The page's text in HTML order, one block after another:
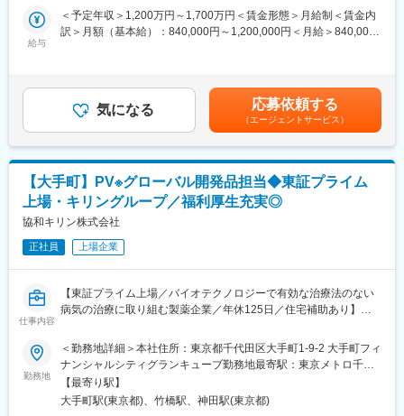
■就業環境：
同社は社員同士互いを尊重し、個性を大切にする社風がありま
ポーツサークル活動も盛んで、ファミリーのような雰囲気も特徴
です。
同社はスタッフのトレーニングにも力を入れており、職務上の知
識やスキルのほか、人間としての成長を目指す心の姿勢を育みま
す。同時にPPDのカリキュラム導入や外国人トレーナーの配置を
通じてグローバルに対応できる人材を輩出できることが特徴の一
つです。
変更の範囲：会社の定める業務
性を分析する薬剤疫学的アプローチにより、開発相及び市販後の
自社製品のベネフィット
当ファーマコエピデミオロジーグループは、地域横断型の安全性
監視部門です。全世界に展開する参天製品や治験品の安全性を戦
略的に監視する役割を果たしています。
安全性・有効性データを活用し、規制対応を越えて、医療現場の
医師・患者さんに安心と信頼を届けるための積極的な情報発信を
リードして頂きます。
■評価制度：
・各部門における成果を重視するとともに、Santenの従業員とし
て求められる発揮行動により決定します。
・職種により半年もしくは年間目標を設定し、その進捗と結果を
中心に評価。個々人の能力も把握し、育成や配置に活用します。
参天製薬は、眼科領域に特化したグローバル製薬企業として、世
界中の人々の「見る力」を支えています。1890年の創業以来、目
の健康に向き合い続け、現在では約60以上の国と地域で事業を展
開しています。
む）
給与
＜予定年収＞1,200万円～1,700万円＜賃金形態＞月給制＜賃金内
訳＞月額（基本給）：840,000円～1,200,000円＜月給＞840,000
であり、選考を通じて上下する可能性があります。月給(月額)は固
定手当を含めた表記です。
気になる 応募依頼する
（エージェントサービス）
【大手町】PV※グローバル開発品担当◆東証プライム
上場・キリングループ／福利厚生充実◎
協和キリン株式会社
正社員 上場企業
仕事内容
【東証プライム上場／バイオテクノロジーで有効な治療法のない
病気の治療に取り組む製薬企業／年休125日／住宅補助あり】
■業務内容
臨床開発およびプロジェクトリーダーシップの業務を主軸に下記
の業務をご担当いただきます。
〈具体的には〉
・臨床開発プロジェクトにおいてPV部門を代表し、臨床試験への
勤務地
＜勤務地詳細＞本社住所：東京都千代田区大手町1-9-2 大手町フィ
ナンシャルシティグランキューブ勤務地最寄駅：東京メトロ千代
田線／大手町駅受動喫煙対策：屋内全面禁煙変更の範囲：会社の
定める事業所
【最寄り駅】
大手町駅(東京都)、竹橋駅、神田駅(東京都)